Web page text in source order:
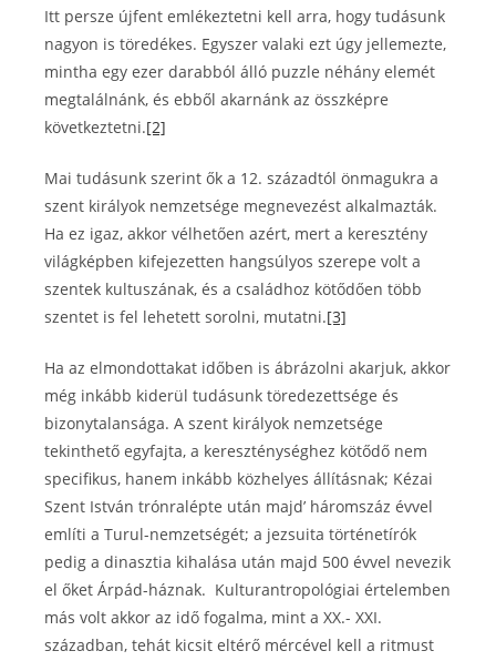
Itt persze újfent emlékeztetni kell arra, hogy tudásunk
nagyon is töredékes. Egyszer valaki ezt úgy jellemezte,
mintha egy ezer darabból álló puzzle néhány elemét
megtalálnánk, és ebből akarnánk az összképre
következtetni.[2]
Mai tudásunk szerint ők a 12. századtól önmagukra a
szent királyok nemzetsége megnevezést alkalmazták.
Ha ez igaz, akkor vélhetően azért, mert a keresztény
világképben kifejezetten hangsúlyos szerepe volt a
szentek kultuszának, és a családhoz kötődően több
szentet is fel lehetett sorolni, mutatni.[3]
Ha az elmondottakat időben is ábrázolni akarjuk, akkor
még inkább kiderül tudásunk töredezettsége és
bizonytalansága. A szent királyok nemzetsége
tekinthető egyfajta, a kereszténységhez kötődő nem
specifikus, hanem inkább közhelyes állításnak; Kézai
Szent István trónralépte után majd’ háromszáz évvel
említi a Turul-nemzetségét; a jezsuita történetírók
pedig a dinasztia kihalása után majd 500 évvel nevezik
el őket Árpád-háznak. Kulturantropológiai értelemben
más volt akkor az idő fogalma, mint a XX.- XXI.
században, tehát kicsit eltérő mércével kell a ritmust